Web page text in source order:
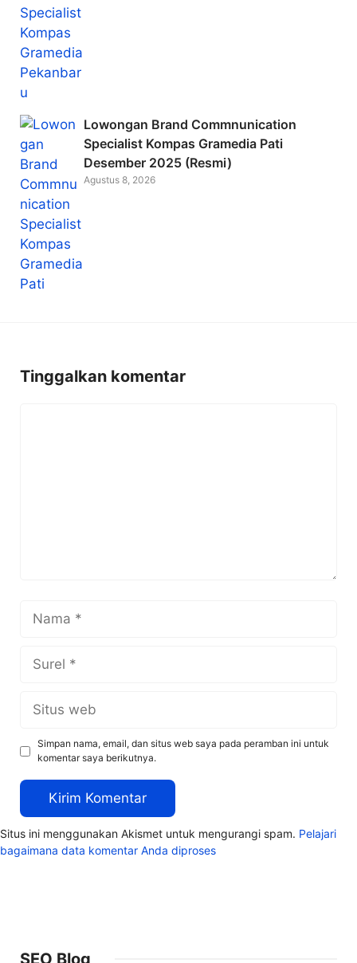
Lowongan Brand Commnunication
Specialist Kompas Gramedia Pati
Desember 2025 (Resmi)
Agustus 8, 2026
Tinggalkan komentar
web
Simpan nama, email, dan situs web saya pada peramban ini untuk
komentar saya berikutnya.
Situs ini menggunakan Akismet untuk mengurangi spam. Pelajari
bagaimana data komentar Anda diproses
SEO Blog